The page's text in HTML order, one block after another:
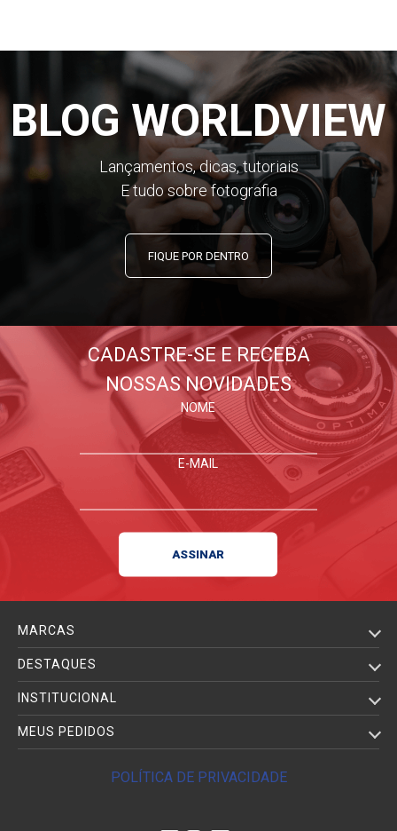
BLOG WORLDVIEW
Lançamentos, dicas, tutoriais
E tudo sobre fotografia
FIQUE POR DENTRO
CADASTRE-SE E RECEBA
NOSSAS NOVIDADES
NOME
E-MAIL
MARCAS
DESTAQUES
INSTITUCIONAL
MEUS PEDIDOS
POLÍTICA DE PRIVACIDADE